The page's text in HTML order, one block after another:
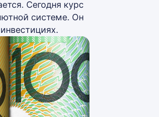
Сегодня курс
системе. Он